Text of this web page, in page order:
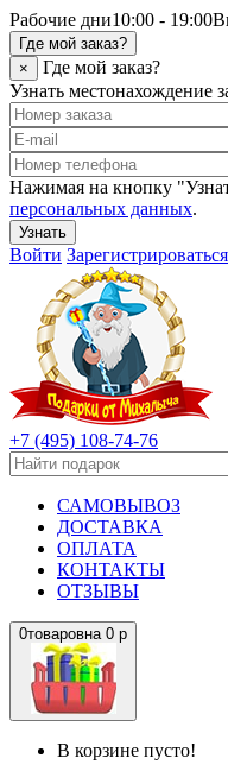
Рабочие дни10:00 - 19:00
Где мой заказ?
×
Где мой заказ?
Узнать местонахождение
Нажимая на кнопку
персональных данных.
Узнать
Войти Зарегистрироваться
+7 (495) 108-74-76
САМОВЫВОЗ
ДОСТАВКА
ОПЛАТА
КОНТАКТЫ
ОТЗЫВЫ
0товаровна 0 р
В корзине пусто!